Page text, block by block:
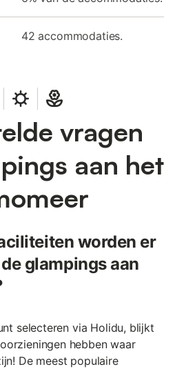
42 accommodaties.
vragen
aan het
worden er
glampings aan
selecteren via Holidu, blijkt
hebben waar
De meest populaire